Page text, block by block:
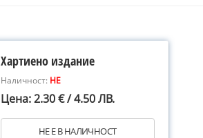
Хартиено издание
Наличност: НЕ
Цена: 2.30 € / 4.50 ЛВ.
НЕ Е В НАЛИЧНОСТ